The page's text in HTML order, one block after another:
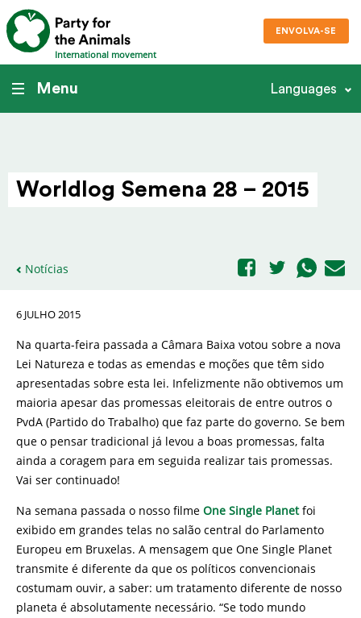
International movement
ENVOLVA-SE
Menu Languages
Worldlog Semena 28 – 2015
Notícias
6 JULHO 2015
Na quarta-feira passada a Câmara Baixa votou sobre a nova
Lei Natureza e todas as emendas e moções que têm sido
apresentadas sobre esta lei. Infelizmente não obtivemos um
maioria apesar das promessas eleitorais de entre outros o
PvdA (Partido do Trabalho) que faz parte do governo. Se bem
que o pensar tradicional já levou a boas promessas, falta
ainda a coragem para em seguida realizar tais promessas.
Vai ser continuado!
Na semana passada o nosso filme One Single Planetfoi
exibido em grandes telas no salão central do Parlamento
Europeu em Bruxelas. A mensagem que One Single Planet
transmite é diferente da que os políticos convencionais
costumam ouvir, a saber: um tratamento diferente de nosso
planeta é absolutamente necessário. “Se todo mundo